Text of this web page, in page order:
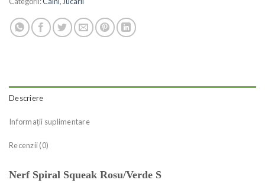
Descriere
Informații suplimentare
Recenzii (0)
Nerf Spiral Squeak Rosu/Verde S